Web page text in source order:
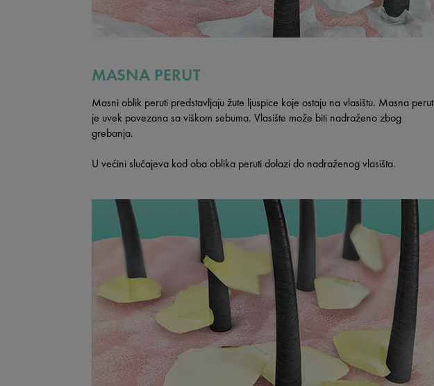
MASNA PERUT
Masni oblik peruti predstavljaju žute ljuspice koje ostaju na vlasištu. Masna perut
je uvek povezana sa viškom sebuma. Vlasište može biti nadraženo zbog
grebanja.
U većini slučajeva kod oba oblika peruti dolazi do nadraženog vlasišta.